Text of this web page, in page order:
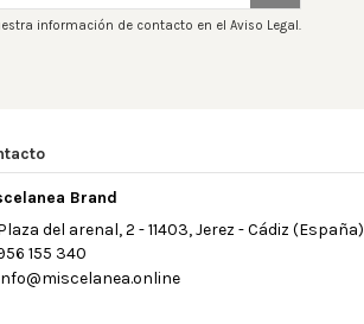
información de contacto en el Aviso Legal.
Brand
del arenal, 2 - 11403, Jerez - Cádiz (España)
155 340